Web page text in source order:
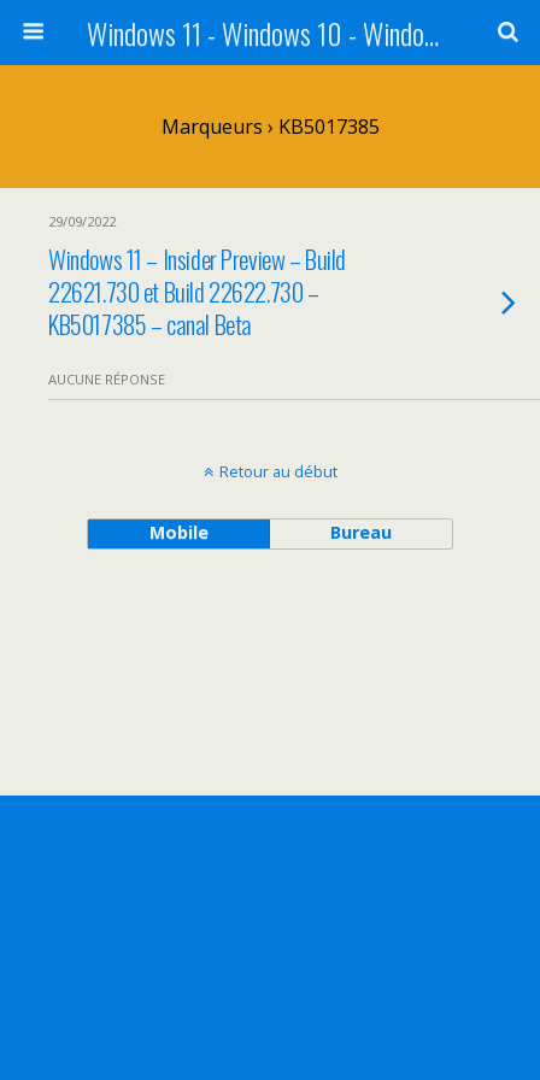
Windows 11 - Windows 10 - Windows 8 - Windows 7 - VISTA
Marqueurs › KB5017385
29/09/2022
Windows 11 – Insider Preview – Build
22621.730 et Build 22622.730 –
KB5017385 – canal Beta
AUCUNE RÉPONSE
Retour au début
Mobile Bureau